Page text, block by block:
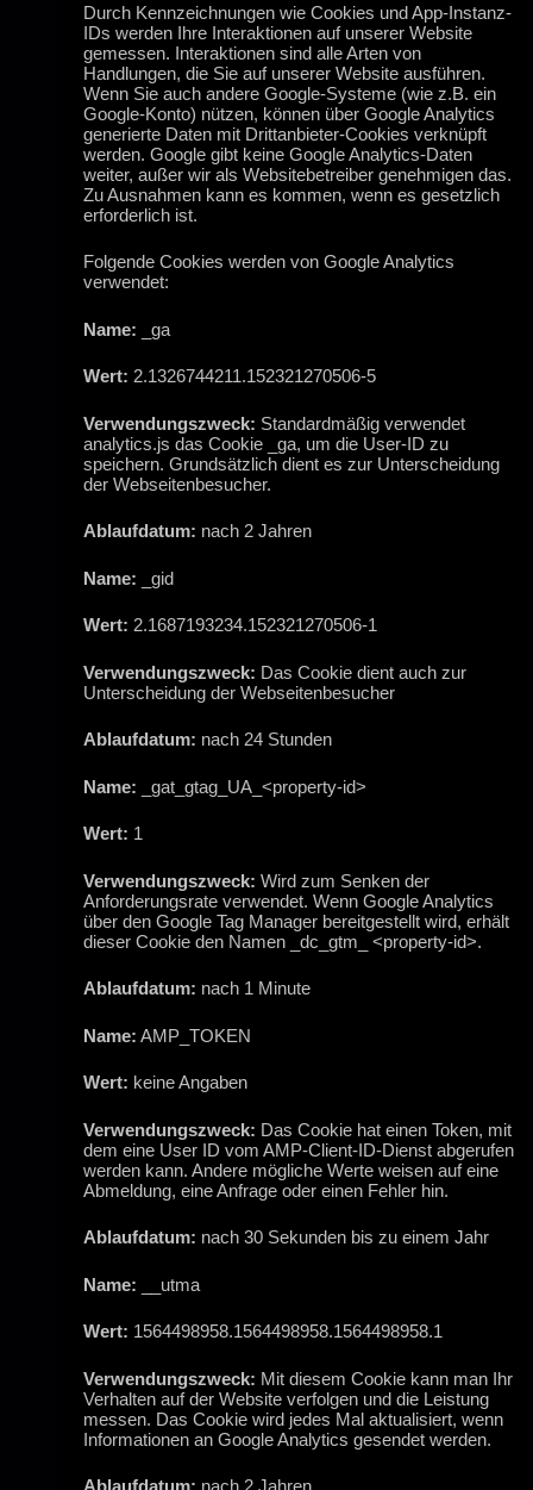
Durch Kennzeichnungen wie Cookies und App-Instanz-
IDs werden Ihre Interaktionen auf unserer Website
gemessen. Interaktionen sind alle Arten von
Handlungen, die Sie auf unserer Website ausführen.
Wenn Sie auch andere Google-Systeme (wie z.B. ein
Google-Konto) nützen, können über Google Analytics
generierte Daten mit Drittanbieter-Cookies verknüpft
werden. Google gibt keine Google Analytics-Daten
weiter, außer wir als Websitebetreiber genehmigen das.
Zu Ausnahmen kann es kommen, wenn es gesetzlich
erforderlich ist.
Folgende Cookies werden von Google Analytics
verwendet:
Name: _ga
Wert: 2.1326744211.152321270506-5
Verwendungszweck: Standardmäßig verwendet
analytics.js das Cookie _ga, um die User-ID zu
speichern. Grundsätzlich dient es zur Unterscheidung
der Webseitenbesucher.
Ablaufdatum: nach 2 Jahren
Name: _gid
Wert: 2.1687193234.152321270506-1
Verwendungszweck: Das Cookie dient auch zur
Unterscheidung der Webseitenbesucher
Ablaufdatum: nach 24 Stunden
Name: _gat_gtag_UA_<property-id>
Wert: 1
Verwendungszweck: Wird zum Senken der
Anforderungsrate verwendet. Wenn Google Analytics
über den Google Tag Manager bereitgestellt wird, erhält
dieser Cookie den Namen _dc_gtm_ <property-id>.
Ablaufdatum: nach 1 Minute
Name: AMP_TOKEN
Wert: keine Angaben
Verwendungszweck: Das Cookie hat einen Token, mit
dem eine User ID vom AMP-Client-ID-Dienst abgerufen
werden kann. Andere mögliche Werte weisen auf eine
Abmeldung, eine Anfrage oder einen Fehler hin.
Ablaufdatum: nach 30 Sekunden bis zu einem Jahr
Name: __utma
Wert: 1564498958.1564498958.1564498958.1
Verwendungszweck: Mit diesem Cookie kann man Ihr
Verhalten auf der Website verfolgen und die Leistung
messen. Das Cookie wird jedes Mal aktualisiert, wenn
Informationen an Google Analytics gesendet werden.
Ablaufdatum: nach 2 Jahren